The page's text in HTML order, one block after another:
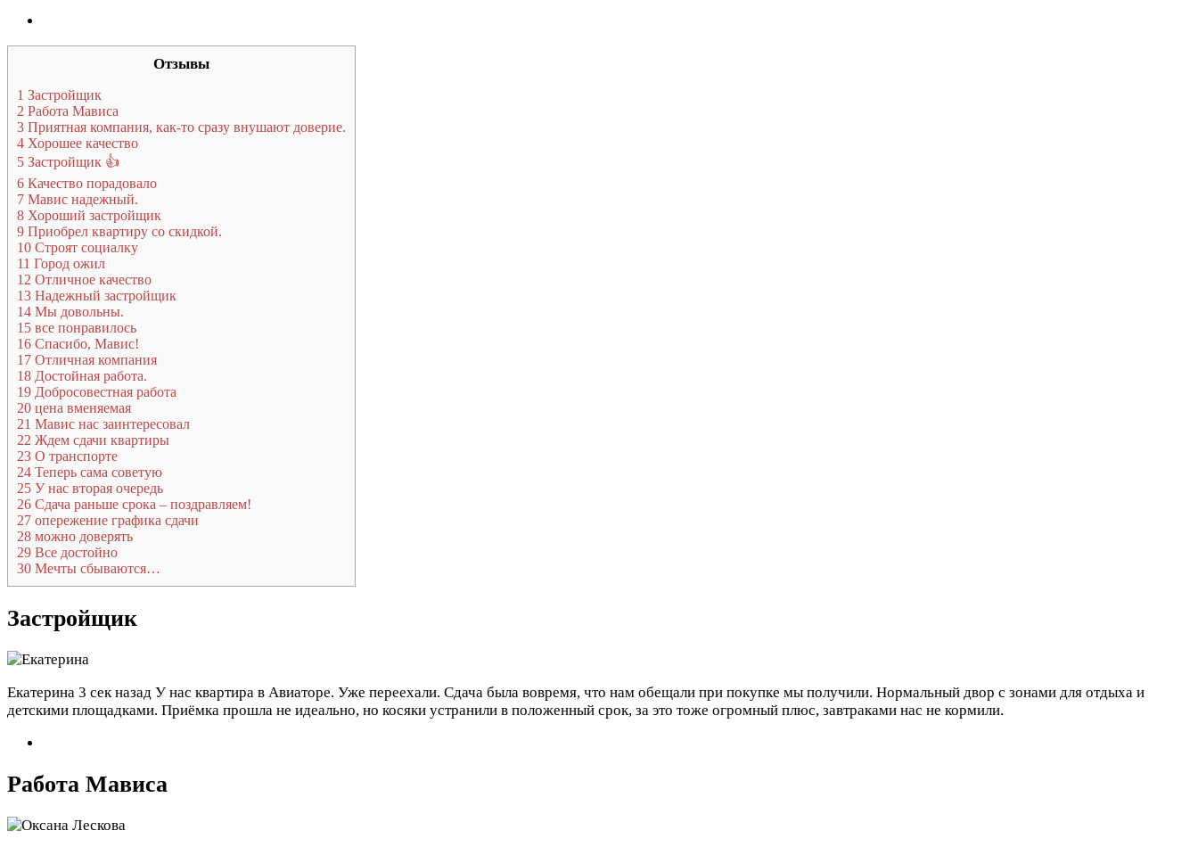
Отзывы
1 Застройщик
2 Работа Мависа
3 Приятная компания, как-то сразу внушают доверие.
4 Хорошее качество
5 Застройщик 👍
6 Качество порадовало
7 Мавис надежный.
8 Хороший застройщик
9 Приобрел квартиру со скидкой.
10 Строят социалку
11 Город ожил
12 Отличное качество
13 Надежный застройщик
14 Мы довольны.
15 все понравилось
16 Спасибо, Мавис!
17 Отличная компания
18 Достойная работа.
19 Добросовестная работа
20 цена вменяемая
21 Мавис нас заинтересовал
22 Ждем сдачи квартиры
23 О транспорте
24 Теперь сама советую
25 У нас вторая очередь
26 Сдача раньше срока – поздравляем!
27 опережение графика сдачи
28 можно доверять
29 Все достойно
30 Мечты сбываются…
Застройщик
Екатерина 3 сек назад У нас квартира в Авиаторе. Уже переехали. Сдача была вовремя, что нам обещали при покупке мы получили. Нормальный двор с зонами для отдыха и
детскими площадками. Приёмка прошла не идеально, но косяки устранили в положенный срок, за это тоже огромный плюс, завтраками нас не кормили.
Работа Мависа